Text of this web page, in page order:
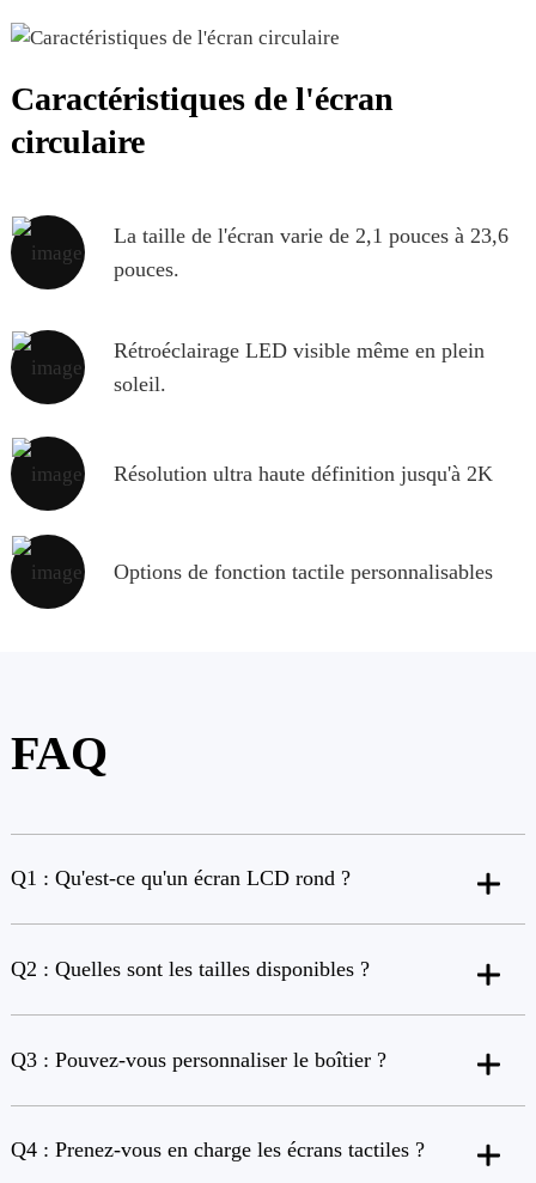
Caractéristiques de l'écran
circulaire
La taille de l'écran varie de 2,1 pouces à 23,6
pouces.
Rétroéclairage LED visible même en plein
soleil.
Résolution ultra haute définition jusqu'à 2K
Options de fonction tactile personnalisables
FAQ
Q1 : Qu'est-ce qu'un écran LCD rond ?
Q2 : Quelles sont les tailles disponibles ?
Q3 : Pouvez-vous personnaliser le boîtier ?
Q4 : Prenez-vous en charge les écrans tactiles ?